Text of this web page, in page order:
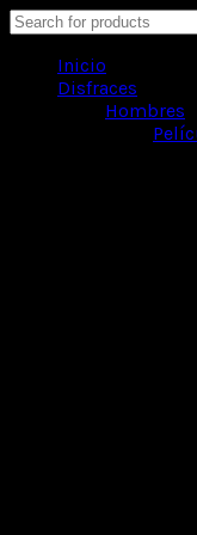
Inicio
Disfraces
Hombres